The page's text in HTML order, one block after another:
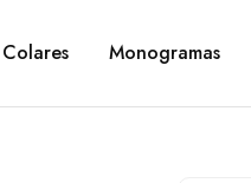
Colares Monogramas